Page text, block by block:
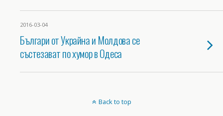
2016-03-04
Българи от Украйна и Молдова се
състезават по хумор в Одеса
Back to top